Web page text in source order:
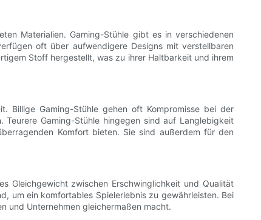
Materialien. Gaming-Stühle gibt es in verschiedenen
oft über aufwendigere Designs mit verstellbaren
Stoff hergestellt, was zu ihrer Haltbarkeit und ihrem
Billige Gaming-Stühle gehen oft Kompromisse bei der
Gaming-Stühle hingegen sind auf Langlebigkeit
Komfort bieten. Sie sind außerdem für den
Gleichgewicht zwischen Erschwinglichkeit und Qualität
um ein komfortables Spielerlebnis zu gewährleisten. Bei
und Unternehmen gleichermaßen macht.